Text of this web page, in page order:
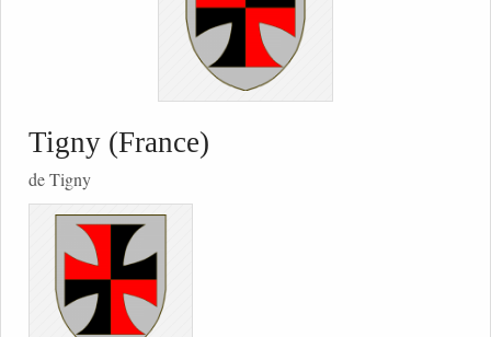
Tigny (France)
de Tigny